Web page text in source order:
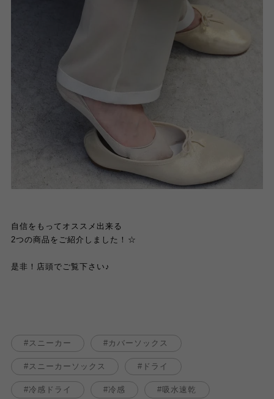
自信をもってオススメ出来る
2つの商品をご紹介しました！ ☆
是非！店頭でご覧下さい ♪
スニーカー カバーソックス
スニーカーソックス ドライ
冷感ドライ 冷感 吸水速乾